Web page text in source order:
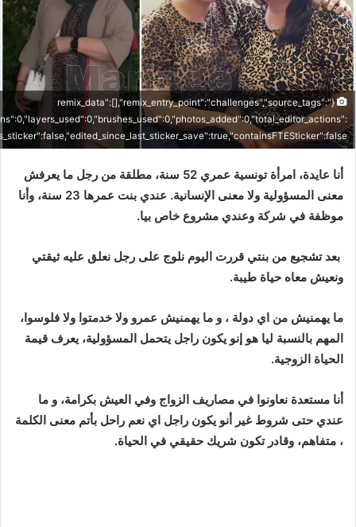
{"remix_data":[],"remix_entry_point":"challenges","source_tags":
أنا عايدة، امرأة تونسية عمري 52 سنة، مطلقة من رجل ما يعرفش
معنى المسؤولية ولا معنى الإنسانية. عندي بنت عمرها 23 سنة، وأنا
موظفة في شركة وعندي مشروع خاص بيا.
بعد تشجيع من بنتي قررت اليوم نلوج على رجل نعلق عليه ثيقتي
ونعيش معاه حياة طيبة.
ما يهمنيش من اي دولة ، و ما يهمنيش عمرو ولا خدمتوا ولا فلوسوا،
المهم بالنسبة ليا هو إنو يكون راجل يتحمل المسؤولية، يعرف قيمة
الحياة الزوجية.
أنا مستعدة نعاونوا في مصاريف الزواج وفي العيش بكرامة، و ما
عندي حتى شروط غير أنو يكون راجل اي نعم راحل بأتم معنى الكلمة
، متفاهم، وقادر تكون شريك حقيقي في الحياة.